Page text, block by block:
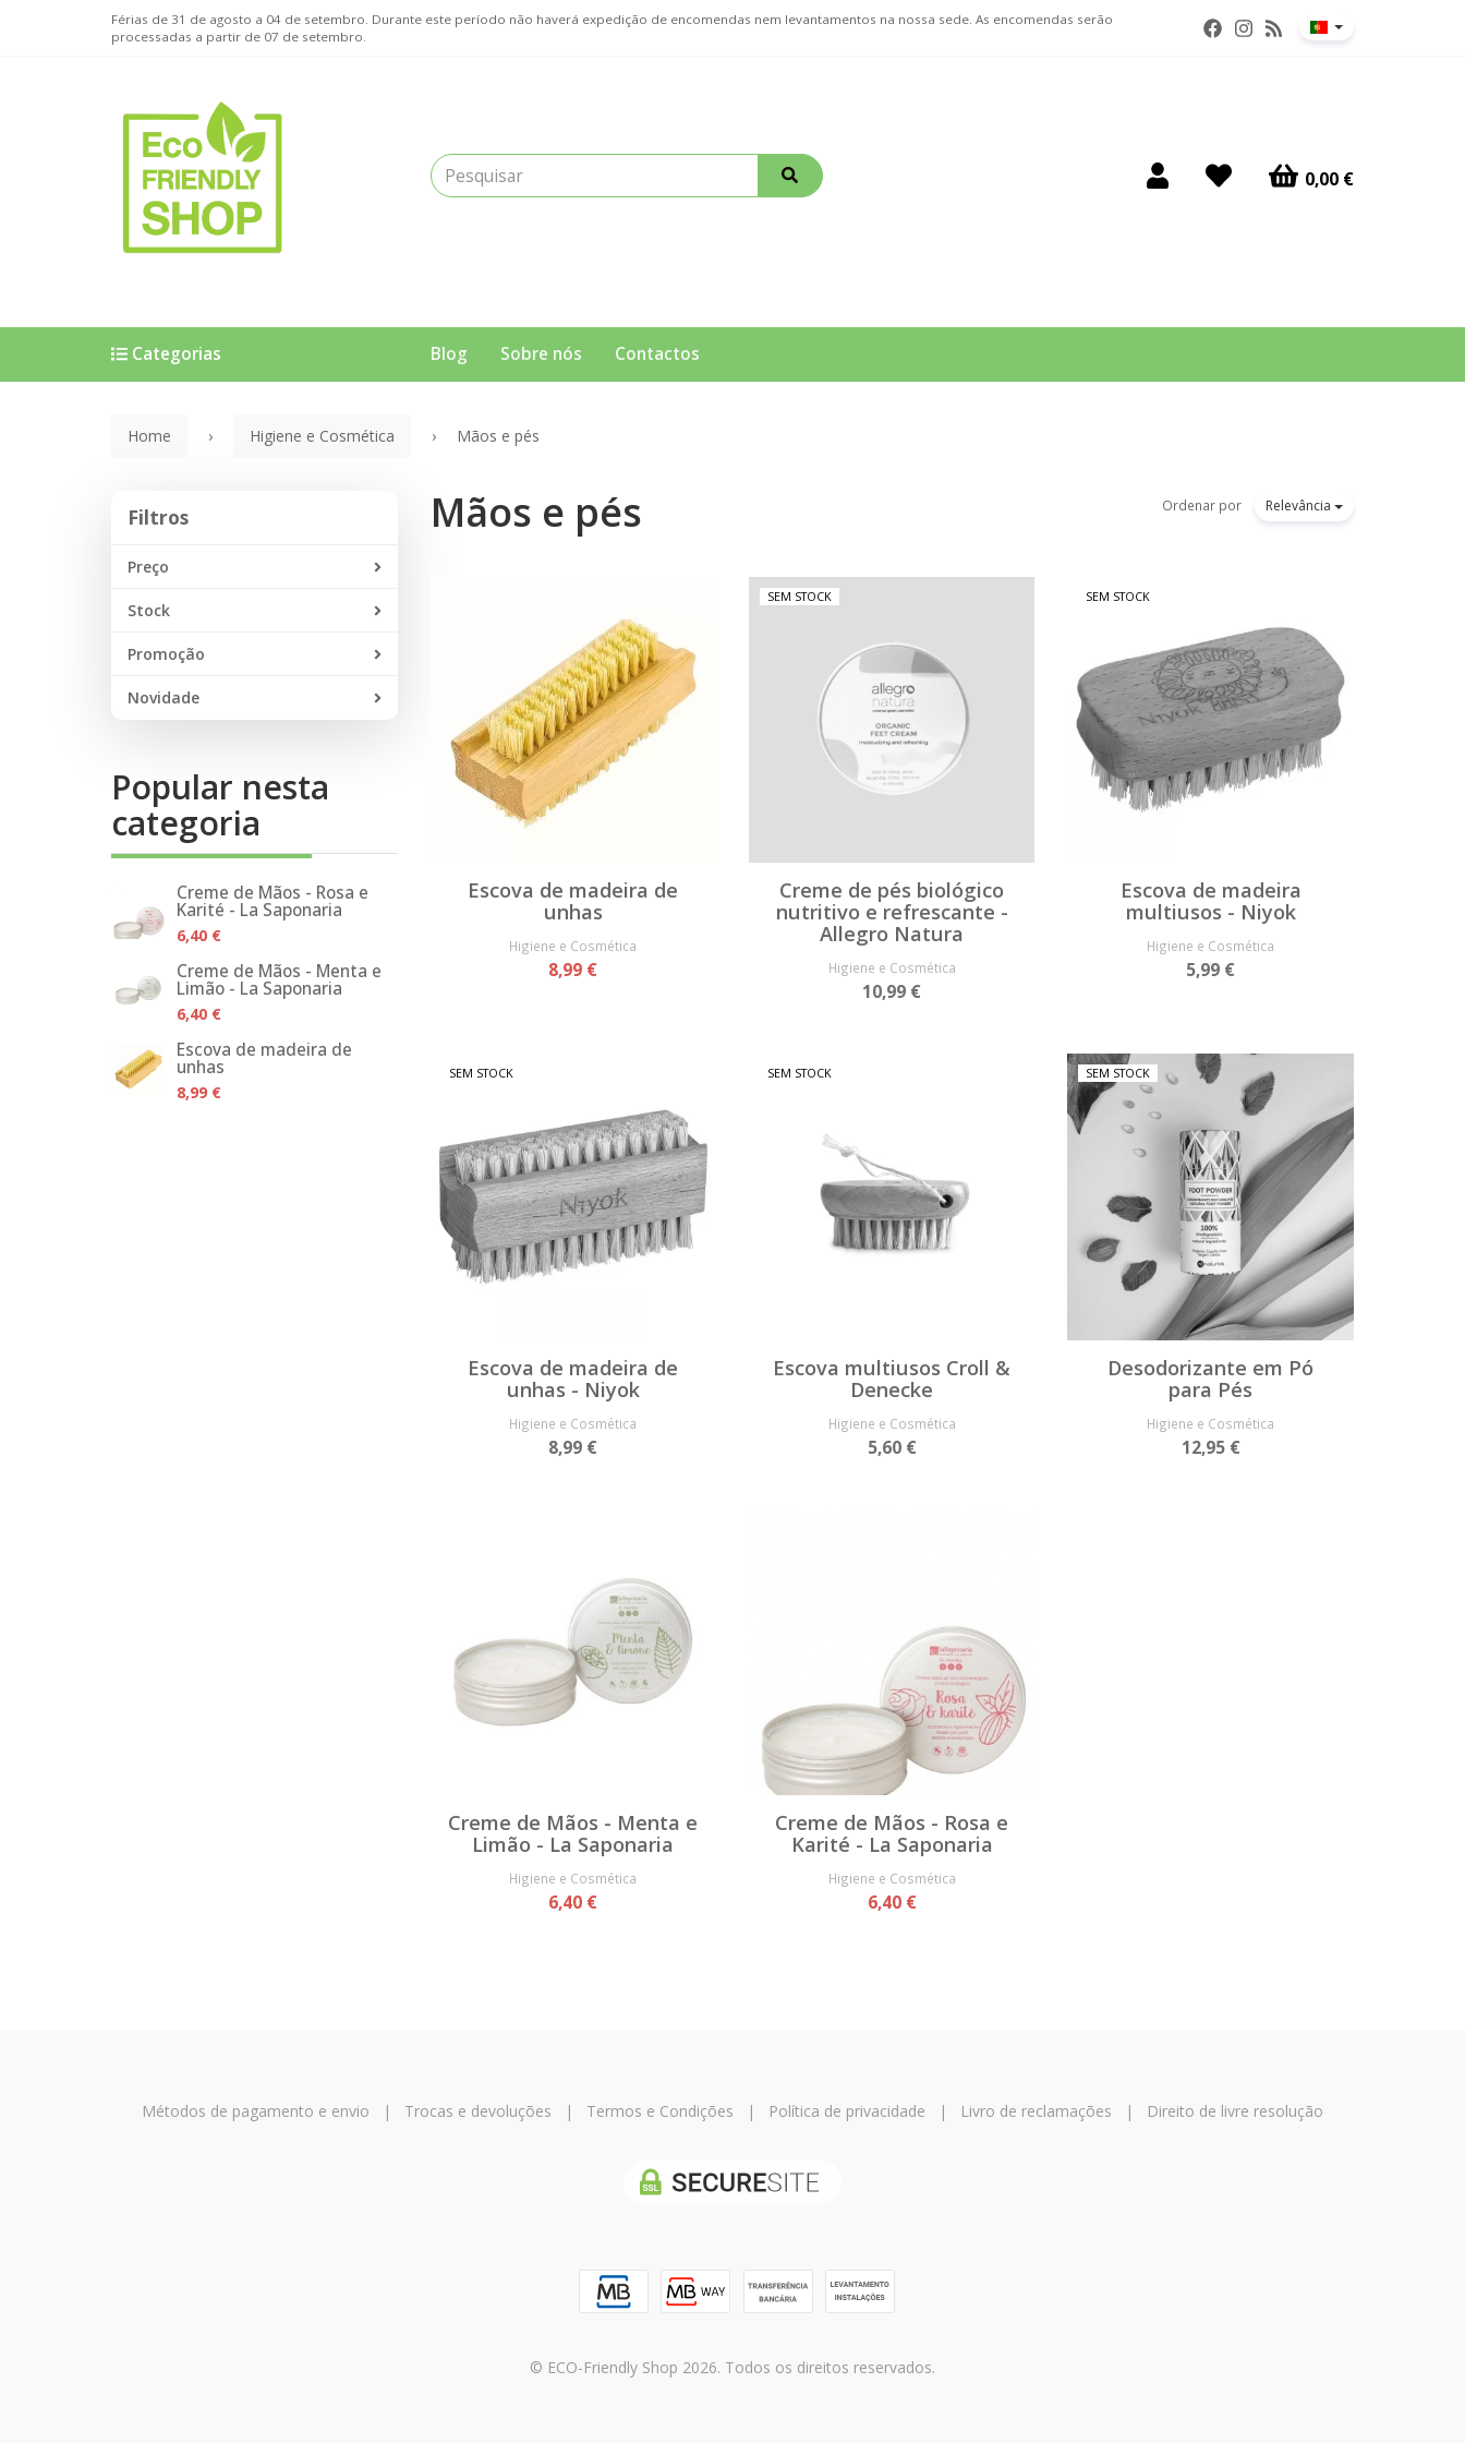
Férias de 31 de agosto a 04 de setembro. Durante este período não haverá expedição de encomendas nem levantamentos na nossa sede. As encomendas serão
processadas a partir de 07 de setembro.
0,00 €
Blog Sobre nós Contactos
Categorias
Home Higiene e Cosmética Mãos e pés
Filtros
Preço
Stock
Promoção
Novidade
Popular nesta
categoria
Creme de Mãos - Rosa e
Karité - La Saponaria
6,40 €
Creme de Mãos - Menta e
Limão - La Saponaria
6,40 €
Escova de madeira de
unhas
8,99 €
Mãos e pés Ordenar por Relevância
Escova de madeira de
unhas
Higiene e Cosmética
8,99 €
SEM STOCK
Creme de pés biológico
nutritivo e refrescante -
Allegro Natura
Higiene e Cosmética
10,99 €
SEM STOCK
Escova de madeira
multiusos - Niyok
Higiene e Cosmética
5,99 €
SEM STOCK
Escova de madeira de
unhas - Niyok
Higiene e Cosmética
8,99 €
SEM STOCK
Escova multiusos Croll &
Denecke
Higiene e Cosmética
5,60 €
SEM STOCK
Desodorizante em Pó
para Pés
Higiene e Cosmética
12,95 €
Creme de Mãos - Menta e
Limão - La Saponaria
Higiene e Cosmética
6,40 €
Creme de Mãos - Rosa e
Karité - La Saponaria
Higiene e Cosmética
6,40 €
Métodos de pagamento e envio | Trocas e devoluções | Termos e Condições | Política de privacidade | Livro de reclamações | Direito de livre resolução
© ECO-Friendly Shop 2026. Todos os direitos reservados.